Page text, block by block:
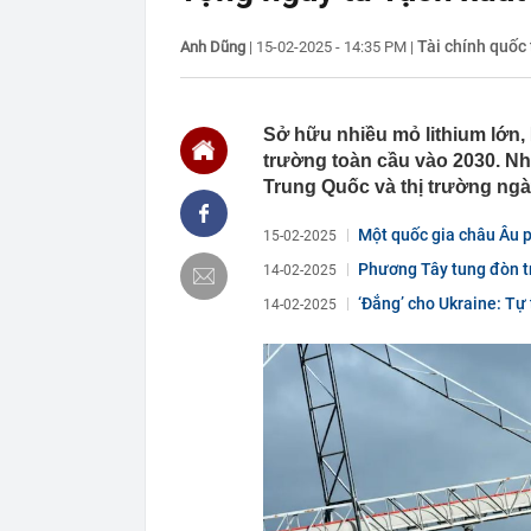
00:01
VNPT nắm
00:01
Nắm trong
MWG chỉ
5 thỏi vàng
23:28
4 dấu hiệu
23:12
Quốc gia có
23:01
Người bán
sao nhiều
22:34
Ngôi nhà
Giá vàng
Một doanh
Lời khuyên
Anh Dũng | 15-02-2025 - 14:35 PM | Tài chính quốc
Sở hữu nhiều mỏ lithium lớn,
trường toàn cầu vào 2030.
Trung Quốc và thị trường
15-02-2025 Một quốc gia châu Âu
14-02-2025 Phương Tây tung đòn
14-02-2025 ‘Đắng’ cho Ukraine: